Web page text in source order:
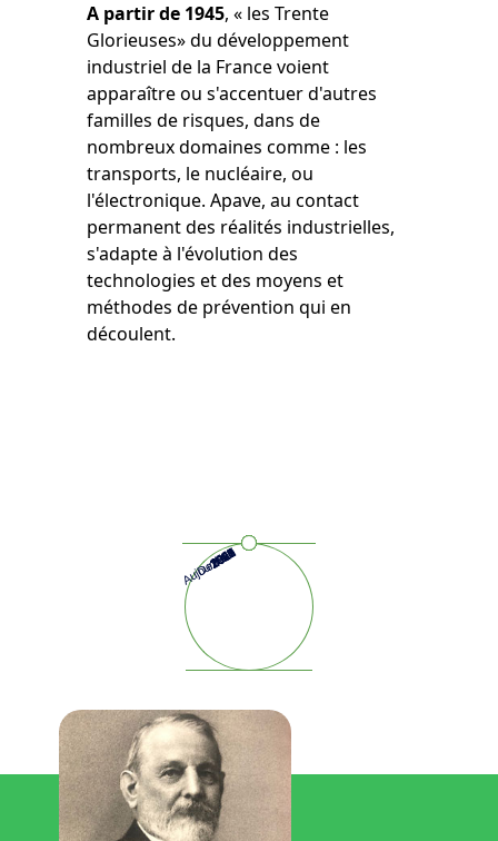
A partir de 1945, « les Trente
Glorieuses» du développement
industriel de la France voient
apparaître ou s'accentuer d'autres
familles de risques, dans de
nombreux domaines comme : les
transports, le nucléaire, ou
l'électronique. Apave, au contact
permanent des réalités industrielles,
s'adapte à l'évolution des
technologies et des moyens et
méthodes de prévention qui en
découlent.
Demain
Aujourd'hui
2025
2024
2023
2022
2021
2011
2000
1945
1897
1867